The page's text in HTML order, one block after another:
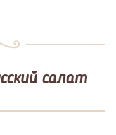
салат